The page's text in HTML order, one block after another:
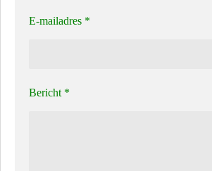
E-mailadres *
Bericht *